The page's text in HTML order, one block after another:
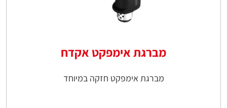
מברגת אימפקט אקדח
מברגת אימפקט חזקה במיוחד